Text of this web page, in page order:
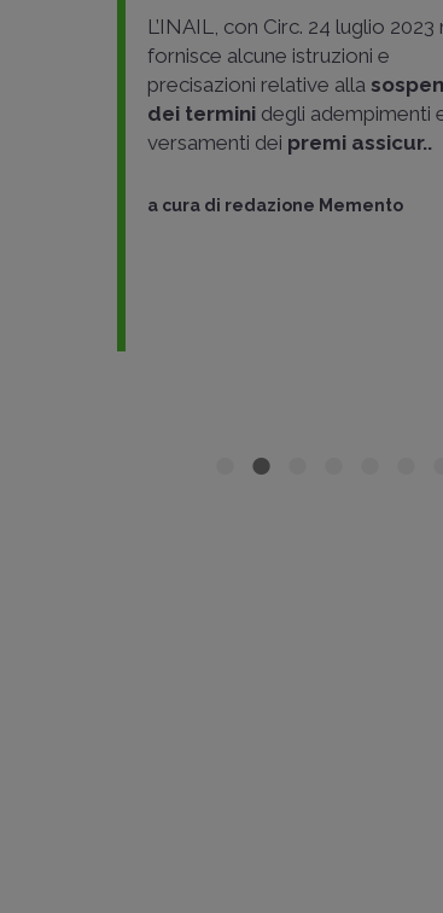
L’INAIL, con Circ. 24 luglio 2023
fornisce alcune istruzioni e
precisazioni relative alla
dei termini degli adempimenti
versamenti dei premi assicur..
a cura di redazione Memento